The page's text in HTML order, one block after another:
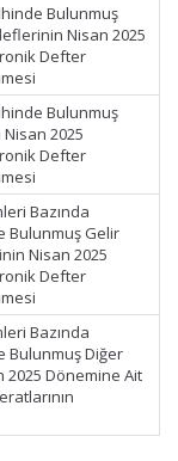
Bulunmuş
Nisan 2025
Defter
Bulunmuş
2025
Defter
Bazında
Bulunmuş Gelir
Nisan 2025
Defter
Bazında
Bulunmuş Diğer
Dönemine Ait